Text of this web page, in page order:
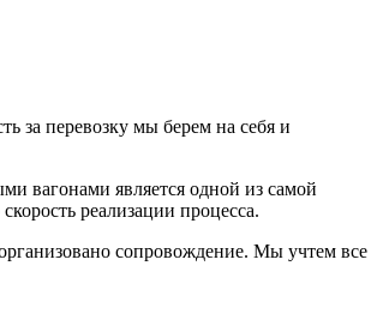
за перевозку мы берем на себя и
вагонами является одной из самой
реализации процесса.
сопровождение. Мы учтем все